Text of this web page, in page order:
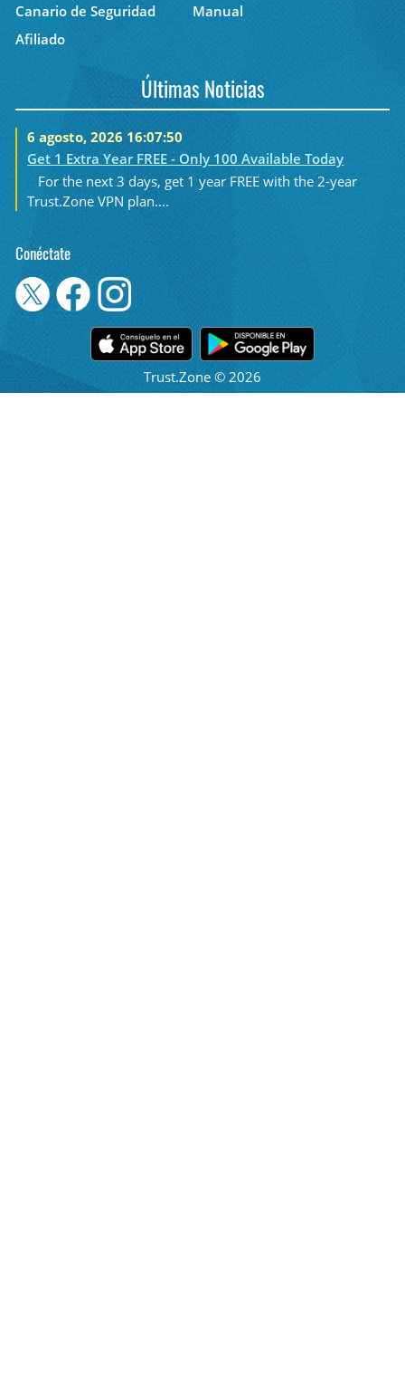
Canario de Seguridad
Manual
Afiliado
Últimas Noticias
6 agosto, 2026 16:07:50
Get 1 Extra Year FREE - Only 100 Available Today
For the next 3 days, get 1 year FREE with the 2-year
Trust.Zone VPN plan....
Conéctate
Trust.Zone © 2026